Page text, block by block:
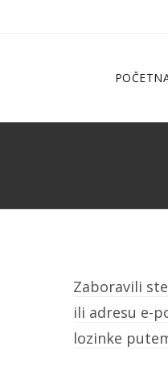
Zaboravili
ili adresu e-
lozinke